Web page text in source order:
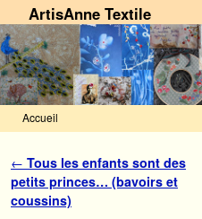
ArtisAnne Textile
Accueil
Navigation des articles
← Tous les enfants sont des
petits princes… (bavoirs et
coussins)